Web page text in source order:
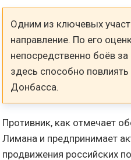
Одним из ключевых
направление. По его
непосредственно боёв
здесь способно
Донбасса.
Противник, как отмечает
Лимана и предпринимает
продвижения российских